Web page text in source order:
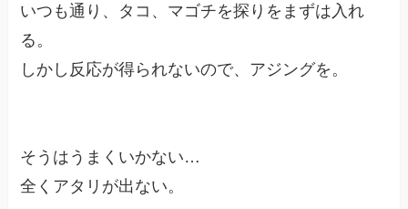
いつも通り、タコ、マゴチを探りをまずは入れ
る。
しかし反応が得られないので、アジングを。
そうはうまくいかない…
全くアタリが出ない。